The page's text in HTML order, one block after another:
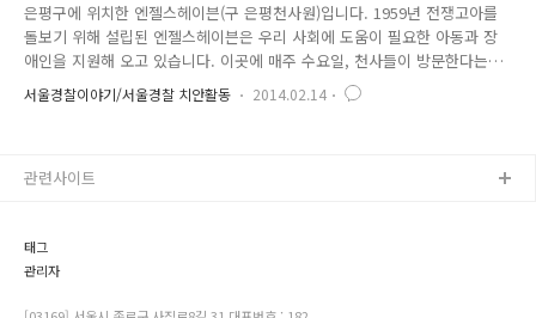
은평구에 위치한 엔젤스헤이븐(구 은평천사원)입니다. 1959년 전쟁고아를
돌보기 위해 설립된 엔젤스헤이븐은 우리 사회에 도움이 필요한 아동과 장
애인을 지원해 오고 있습니다. 이곳에 매주 수요일, 천사들이 방문한다는
데 과연 누구일까요? 네, 이들은 바로 서울경찰악대에 근무하고 있는 경찰
관들입니다! 지난 2013년 1월부터 시작된 서울경찰악대 재능기부활동은 마
로 시작되었습니다. 1년간 피아노 · 드럼 · 기타 · 베이스와 보컬 트레이닝
서울경찰이야기/서울경찰 치안활동 2014.02.14
태그
관리자
관련사이트